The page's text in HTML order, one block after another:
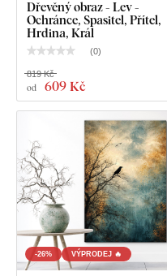
Dřevěný obraz - Lev -
Ochránce, Spasitel, Přítel,
Hrdina, Král
(0)
od 609 Kč
819 Kč
-26% VÝPRODEJ 🔥